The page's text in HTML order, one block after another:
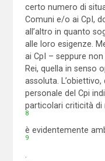
certo numero di
Comuni e/o ai CpI,
all’altro in quanto
alle loro esigenze.
ai CpI – seppure
Rei, quella in senso
assoluta.
personale del Cpi
particolari criticità di
8
è evidentemente
9